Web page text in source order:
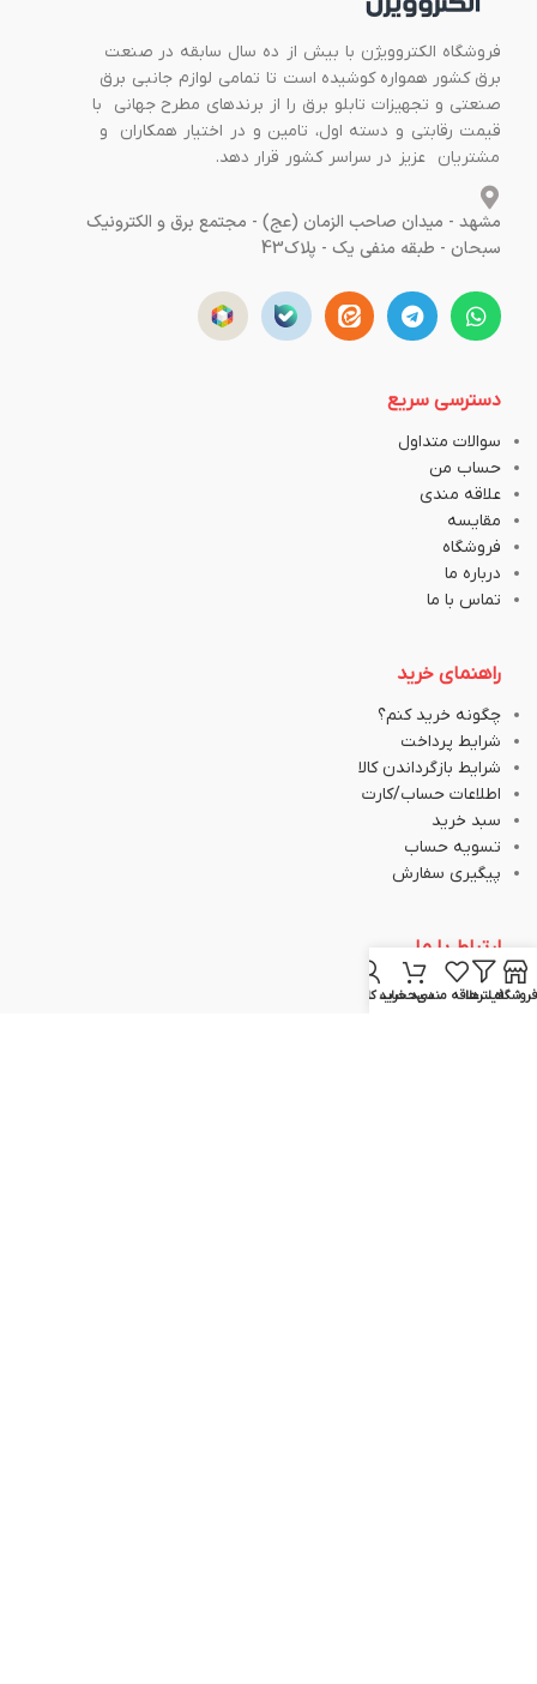
فروشگاه الکتروویژن با بیش از ده سال سابقه در صنعت
برق کشور همواره کوشیده است تا تمامی لوازم جانبی برق
صنعتی و تجهیزات تابلو برق را از برندهای مطرح جهانی با
قیمت رقابتی و دسته اول، تامین و در اختیار همکاران و
مشتریان عزیز در سراسر کشور قرار دهد.
مشهد - میدان صاحب الزمان (عج) - مجتمع برق و الکترونیک
سبحان - طبقه منفی یک - پلاک43
دسترسی سریع
سوالات متداول
حساب من
علاقه مندی
مقایسه
فروشگاه
درباره ما
تماس با ما
راهنمای خرید
چگونه خرید کنم؟
شرایط پرداخت
شرایط بازگرداندن کالا
اطلاعات حساب/کارت
سبد خرید
تسویه حساب
پیگیری سفارش
ارتباط با ما
فروشگاهفیلترهاعلاقه مندیسبد خرید
حساب کاربری من